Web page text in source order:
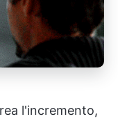
l'incremento,